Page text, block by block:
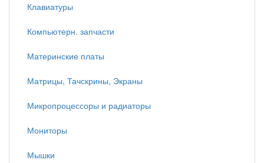
Клавиатуры
Компьютерн. запчасти
Материнские платы
Матрицы, Тачскрины, Экраны
Микропроцессоры и радиаторы
Мониторы
Мышки